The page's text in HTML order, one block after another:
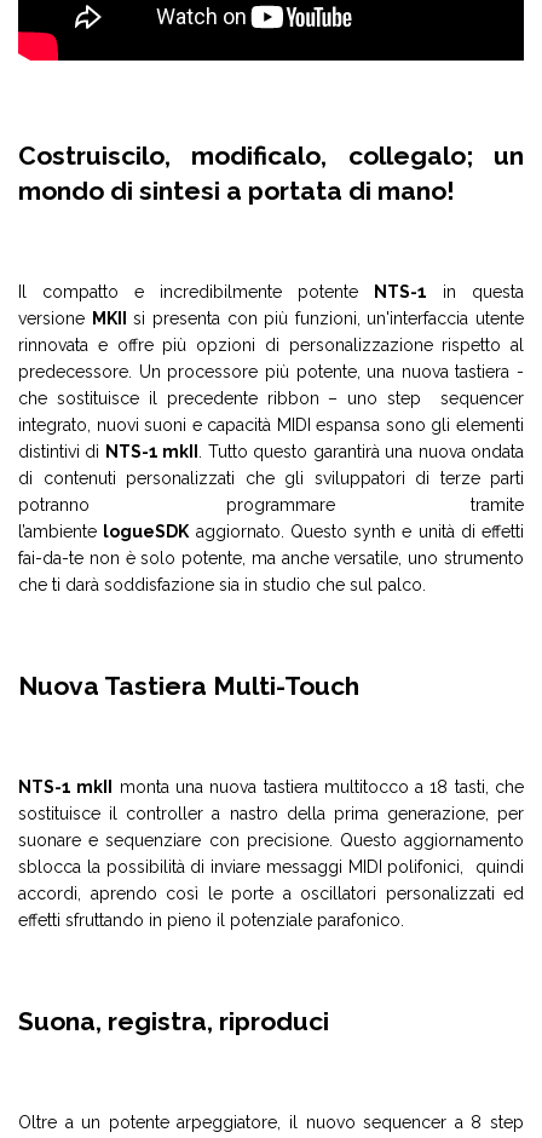
Costruiscilo, modificalo, collegalo; un
mondo di sintesi a portata di mano!
Il compatto e incredibilmente potente NTS-1 in questa
versione MKII
si presenta con più funzioni, un'interfaccia utente
rinnovata e offre più opzioni di personalizzazione rispetto al
predecessore. Un processore più potente, una nuova tastiera -
che sostituisce il precedente ribbon – uno step sequencer
integrato, nuovi suoni e capacità MIDI espansa sono gli elementi
distintivi di NTS-1 mkII . Tutto questo garantirà una nuova ondata
di contenuti personalizzati che gli sviluppatori di terze parti
potranno programmare tramite
l’ambiente logueSDKaggiornato. Questo synth e unità di effetti
fai-da-te non è solo potente, ma anche versatile, uno strumento
che ti darà soddisfazione sia in studio che sul palco.
Nuova Tastiera Multi-Touch
NTS-1 mkII
monta una nuova tastiera multitocco a 18 tasti, che
sostituisce il controller a nastro della prima generazione, per
suonare e sequenziare con precisione. Questo aggiornamento
sblocca la possibilità di inviare messaggi MIDI polifonici, quindi
accordi, aprendo così le porte a oscillatori personalizzati ed
effetti sfruttando in pieno il potenziale parafonico.
Suona, registra, riproduci
Oltre a un potente arpeggiatore, il nuovo sequencer a 8 step